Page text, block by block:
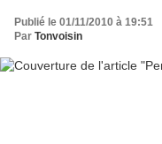
Publié le 01/11/2010 à 19:51
Par Tonvoisin